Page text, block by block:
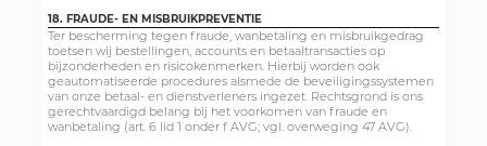
18. FRAUDE- EN MISBRUIKPREVENTIE
Ter bescherming tegen fraude, wanbetaling en misbruikgedrag
toetsen wij bestellingen, accounts en betaaltransacties op
bijzonderheden en risicokenmerken. Hierbij worden ook
geautomatiseerde procedures alsmede de beveiligingssystemen
van onze betaal- en dienstverleners ingezet. Rechtsgrond is ons
gerechtvaardigd belang bij het voorkomen van fraude en
wanbetaling (art. 6 lid 1 onder f AVG; vgl. overweging 47 AVG).